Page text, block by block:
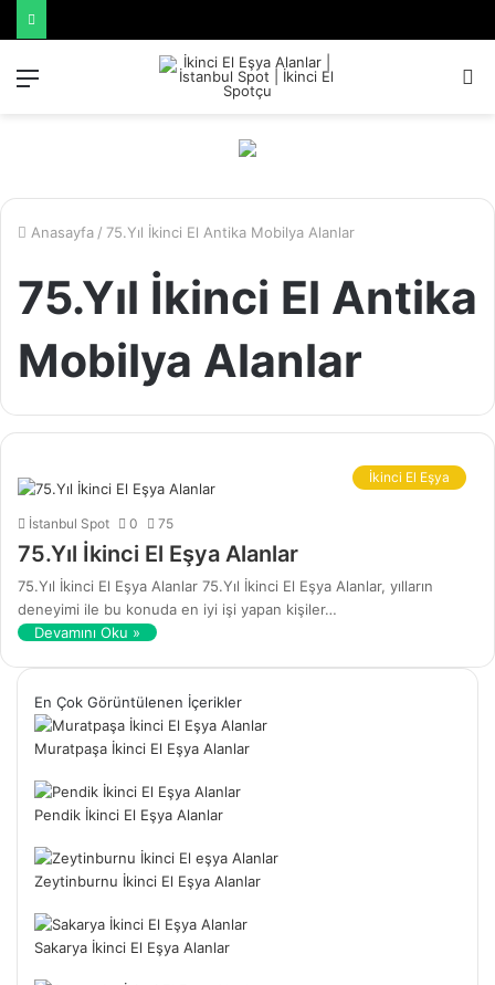
Anasayfa / 75.Yıl İkinci El Antika Mobilya Alanlar
75.Yıl İkinci El Antika
Mobilya Alanlar
İkinci El Eşya
İstanbul Spot 0 75
75.Yıl İkinci El Eşya Alanlar
75.Yıl İkinci El Eşya Alanlar 75.Yıl İkinci El Eşya Alanlar, yılların
deneyimi ile bu konuda en iyi işi yapan kişiler…
Devamını Oku »
En Çok Görüntülenen İçerikler
Muratpaşa İkinci El Eşya Alanlar
Pendik İkinci El Eşya Alanlar
Zeytinburnu İkinci El Eşya Alanlar
Sakarya İkinci El Eşya Alanlar